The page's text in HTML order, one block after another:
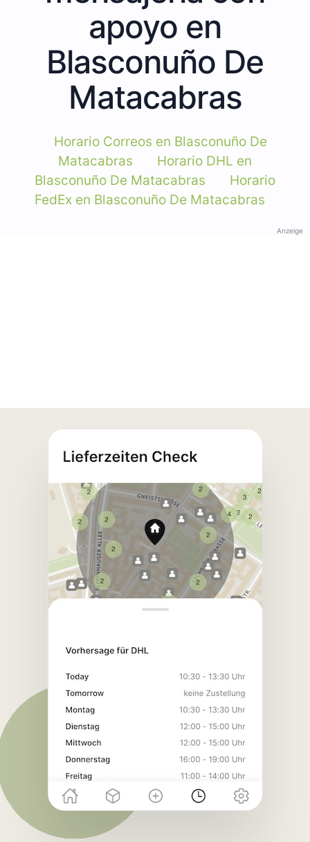
apoyo en
Blasconuño De
Matacabras
Horario Correos en Blasconuño De
Matacabras
Horario DHL en
Blasconuño De Matacabras
Horario
FedEx en Blasconuño De Matacabras
Anzeige